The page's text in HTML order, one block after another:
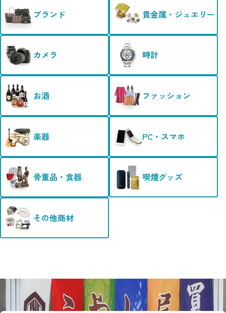
ブランド 貴金属・ジュエリー
カメラ 時計
お酒 ファッション
楽器 PC・スマホ
骨董品・食器 喫煙グッズ
その他商材